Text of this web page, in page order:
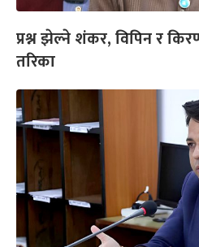
प्रश्न झेल्ने शंकर, विपिन र
तरिका